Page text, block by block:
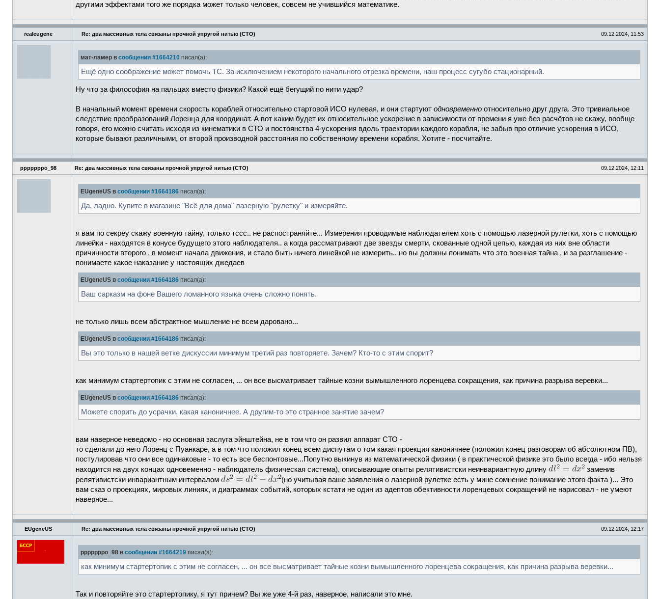
другими эффектами того же порядка может только человек, совсем не учившийся математике.
realeugene Re: два массивных тела связаны прочной упругой нитью (СТО) 09.12.2024, 11:53
мат-ламер в сообщении #1664210 писал(а):
Ещё одно соображение может помочь ТС. За исключением некоторого начального отрезка времени, наш процесс сугубо стационарный.
Ну что за философия на пальцах вместо физики? Какой ещё бегущий по нити удар?
В начальный момент времени скорость кораблей относительно стартовой ИСО нулевая, и они стартуют одновременно относительно друг друга. Это тривиальное
следствие преобразований Лоренца для координат. А вот каким будет их относительное ускорение в зависимости от времени я уже без расчётов не скажу, вообще
говоря, его можно считать исходя из кинематики в СТО и постоянства 4-ускорения вдоль траектории каждого корабля, не забыв про отличие ускорения в ИСО,
которые бывают различными, от второй производной расстояния по собственному времени корабля. Хотите - посчитайте.
pppppppo_98 Re: два массивных тела связаны прочной упругой нитью (СТО) 09.12.2024, 12:11
EUgeneUS в сообщении #1664186 писал(а):
Да, ладно. Купите в магазине "Всё для дома" лазерную "рулетку" и измеряйте.
я вам по секреу скажу военную тайну, только тссс.. не распостраняйте... Измерения проводимые наблюдателем хоть с помощью лазерной рулетки, хоть с помощью
линейки - находятся в конусе будущего этого наблюдателя.. а когда рассматривают две звезды смерти, скованные одной цепью, каждая из них вне области
причинности второго , в момент начала движения, и стало быть ничего линейкой не измерить.. но вы должны понимать что это военная тайна , и за разглашение -
понимаете какое наказание у настоящих джедаев
EUgeneUS в сообщении #1664186 писал(а):
Ваш сарказм на фоне Вашего ломанного языка очень сложно понять.
не только лишь всем абстрактное мышление не всем даровано...
EUgeneUS в сообщении #1664186 писал(а):
Вы это только в нашей ветке дискуссии минимум третий раз повторяете. Зачем? Кто-то с этим спорит?
как минимум стартертопик с этим не согласен, ... он все высматривает тайные козни вымышленного лоренцева сокращения, как причина разрыва веревки...
EUgeneUS в сообщении #1664186 писал(а):
Можете спорить до усрачки, какая каноничнее. А другим-то это странное занятие зачем?
вам наверное неведомо - но основная заслуга эйнштейна, не в том что он развил аппарат СТО -
то сделали до него Лоренц с Пуанкаре, а в том что положил конец всем диспутам о том какая проекция каноничнее (положил конец разговорам об абсолютном ПВ),
постулировав что они все одинаковые - то есть все беспонтовые...Попутно выкинув из математической физики ( в практической физике это было всегда - ибо нельзя
находится на двух концах одновеменно - наблюдатель физическая система), описывающие опыты релятивистски неинвариантную длину
заменив
релятивистски инвариантным интервалом
(но учитывая ваше заявления о лазерной рулетке есть у мине сомнение понимание этого факта )... Это
вам сказ о проекциях, мировых линиях, и диаграммах событий, которых кстати не один из адептов обективности лоренцевых сокращений не нарисовал - не умеют
наверное...
EUgeneUS Re: два массивных тела связаны прочной упругой нитью (СТО) 09.12.2024, 12:17
pppppppo_98 в сообщении #1664219 писал(а):
как минимум стартертопик с этим не согласен, ... он все высматривает тайные козни вымышленного лоренцева сокращения, как причина разрыва веревки...
Так и повторяйте это стартертопику, я тут причем? Вы же уже 4-й раз, наверное, написали это мне.